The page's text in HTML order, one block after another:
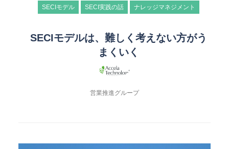
SECIモデル SECI実践の話 ナレッジマネジメント
SECIモデルは、難しく考えない方がう
まくいく
営業推進グループ